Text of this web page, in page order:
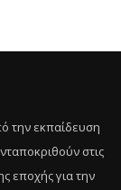
την εκπαίδευση
στις
εποχής για την